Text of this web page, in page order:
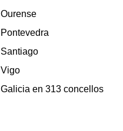
Ourense
Pontevedra
Santiago
Vigo
Galicia en 313 concellos